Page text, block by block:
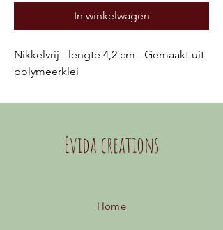
In winkelwagen
Nikkelvrij - lengte 4,2 cm - Gemaakt uit
polymeerklei
Evida creations
Home